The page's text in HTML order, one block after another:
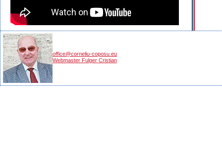
office@corneliu-coposu.eu
Webmaster Fulger Cristian